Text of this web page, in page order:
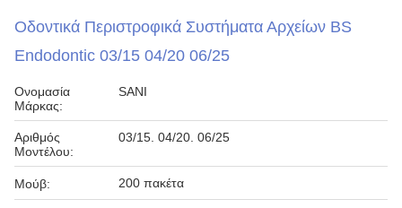
Οδοντικά Περιστροφικά Συστήματα Αρχείων BS
Endodontic 03/15 04/20 06/25
Ονομασία
Μάρκας:
SANI
Αριθμός
Μοντέλου:
03/15. 04/20. 06/25
Μούβ: 200 πακέτα